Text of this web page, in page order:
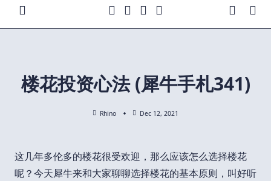
楼花投资心法 (犀牛手札341)
Rhino Dec 12, 2021
这几年多伦多的楼花很受欢迎，那么应该怎么选择楼花
呢？今天犀牛来和大家聊聊选择楼花的基本原则，叫好听